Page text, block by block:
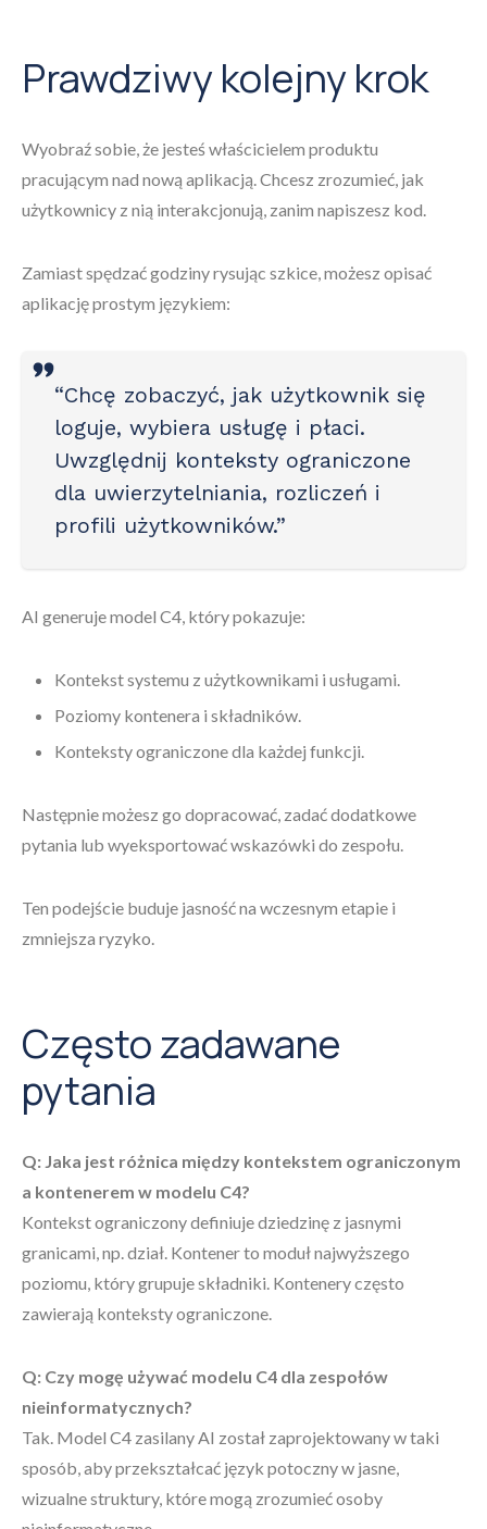
Prawdziwy kolejny krok
Wyobraź sobie, że jesteś właścicielem produktu
pracującym nad nową aplikacją. Chcesz zrozumieć, jak
użytkownicy z nią interakcjonują, zanim napiszesz kod.
Zamiast spędzać godziny rysując szkice, możesz opisać
aplikację prostym językiem:
“Chcę zobaczyć, jak użytkownik się
loguje, wybiera usługę i płaci.
Uwzględnij konteksty ograniczone
dla uwierzytelniania, rozliczeń i
profili użytkowników.”
AI generuje model C4, który pokazuje:
Kontekst systemu z użytkownikami i usługami.
Poziomy kontenera i składników.
Konteksty ograniczone dla każdej funkcji.
Następnie możesz go dopracować, zadać dodatkowe
pytania lub wyeksportować wskazówki do zespołu.
Ten podejście buduje jasność na wczesnym etapie i
zmniejsza ryzyko.
Często zadawane
pytania
Q: Jaka jest różnica między kontekstem ograniczonym
a kontenerem w modelu C4?
Kontekst ograniczony definiuje dziedzinę z jasnymi
granicami, np. dział. Kontener to moduł najwyższego
poziomu, który grupuje składniki. Kontenery często
zawierają konteksty ograniczone.
Q: Czy mogę używać modelu C4 dla zespołów
nieinformatycznych?
Tak. Model C4 zasilany AI został zaprojektowany w taki
sposób, aby przekształcać język potoczny w jasne,
wizualne struktury, które mogą zrozumieć osoby